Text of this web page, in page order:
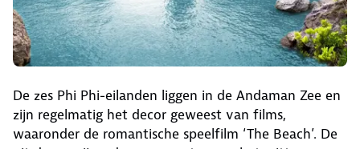
De zes Phi Phi-eilanden liggen in de Andaman Zee en
zijn regelmatig het decor geweest van films,
waaronder de romantische speelfilm ‘The Beach’. De